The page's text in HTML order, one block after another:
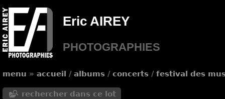
Eric AIREY
PHOTOGRAPHIES
menu » accueil / albums/ concerts/ festival des
rechercher dans ce lot